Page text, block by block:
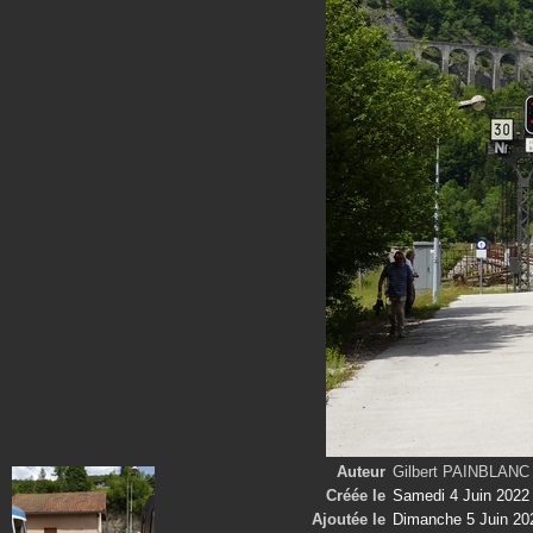
Auteur Gilbert PAINBLANC
Créée le Samedi 4 Juin 2022
Ajoutée le Dimanche 5 Juin